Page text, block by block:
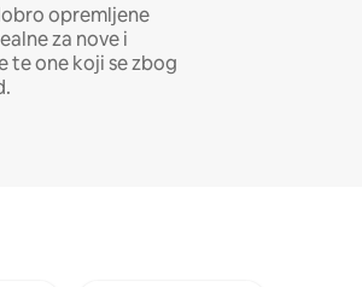
opremljene
za nove i
te one koji se zbog